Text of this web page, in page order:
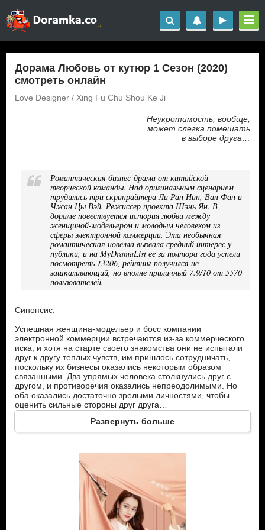
Дорама Любовь от кутюр 1 Сезон (2020)
смотреть онлайн
Love Designer / Xing Fu Chu Shou Ke Ji
Неукротимость, вообще,
может слегка помешать
в выборе друга…
Романтическая бизнес-драма от китайской
творческой команды. Над оригинальным сценарием
трудились три скринрайтера Ли Ран Нин, Ван Фан и
Чжан Цы Вэй. Режиссер проекта Шэнь Ян. В
дораме повествуется история любви между
женщиной-модельером и молодым человеком из
сферы электронной коммерции. Эта необычная
романтическая новелла вызвала средний интерес у
публики, и на MyDramaList ее за полтора года успели
посмотреть 13206, рейтинг получился не
зашкаливающий, но вполне приличный 7.9/10 от 5570
пользователей.
Синопсис:
Успешная женщина-модельер и босс компании
электронной коммерции встречаются из-за коммерческого
иска, и хотя на старте своего знакомства они не испытали
друг к другу теплых чувств, им пришлось сотрудничать,
поскольку их бизнесы оказались некоторым образом
связанными. Два упрямых человека столкнулись друг с
другом, и противоречия оказались непреодолимыми. Но
оба оказались достаточно зрелыми личностями, чтобы
оценить сильные стороны друг друга…
Главные герои и другие персонажи:
независима в суждениях и поступках.
Сун Линя - глава компании, занимающейся электронной
коммерцией. Он стал гораздо более открытым человеком
после появления в его жизни Чжоу Фан.
Цинь Цин – лучшая подруга Чжоу Фан и девушка Цзо
Развернуть больше